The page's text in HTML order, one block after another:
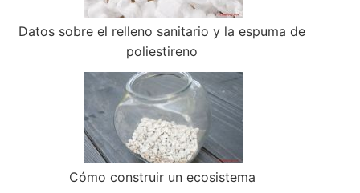
Datos sobre el relleno sanitario y la espuma de
poliestireno
Cómo construir un ecosistema